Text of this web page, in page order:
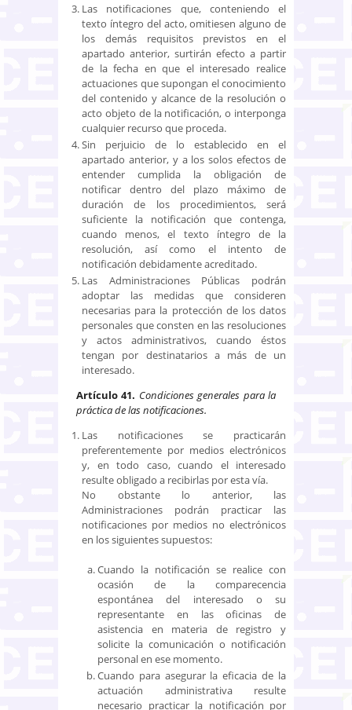
Las notificaciones que, conteniendo el
texto íntegro del acto, omitiesen alguno de
los demás requisitos previstos en el
apartado anterior, surtirán efecto a partir
de la fecha en que el interesado realice
actuaciones que supongan el conocimiento
del contenido y alcance de la resolución o
acto objeto de la notificación, o interponga
cualquier recurso que proceda.
Sin perjuicio de lo establecido en el
apartado anterior, y a los solos efectos de
entender cumplida la obligación de
notificar dentro del plazo máximo de
duración de los procedimientos, será
suficiente la notificación que contenga,
cuando menos, el texto íntegro de la
resolución, así como el intento de
notificación debidamente acreditado.
Las Administraciones Públicas podrán
adoptar las medidas que consideren
necesarias para la protección de los datos
personales que consten en las resoluciones
y actos administrativos, cuando éstos
tengan por destinatarios a más de un
interesado.
Artículo 41. Condiciones generales para la
práctica de las notificaciones.
Las notificaciones se practicarán
preferentemente por medios electrónicos
y, en todo caso, cuando el interesado
resulte obligado a recibirlas por esta vía.
No obstante lo anterior, las
Administraciones podrán practicar las
notificaciones por medios no electrónicos
en los siguientes supuestos:
Cuando la notificación se realice con
ocasión de la comparecencia
espontánea del interesado o su
representante en las oficinas de
asistencia en materia de registro y
solicite la comunicación o notificación
personal en ese momento.
Cuando para asegurar la eficacia de la
actuación administrativa resulte
necesario practicar la notificación por